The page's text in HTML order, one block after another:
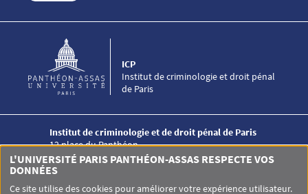
Institut de criminologie et droit pénal
de Paris
ICP
Institut de criminologie et de droit pénal de Paris
12 place du Panthéon
75005 PARIS
+33 (0)1 44 41 50 00
L'UNIVERSITÉ PARIS PANTHÉON-ASSAS RESPECTE VOS
DONNÉES
Ce site utilise des cookies pour améliorer votre expérience utilisateur.